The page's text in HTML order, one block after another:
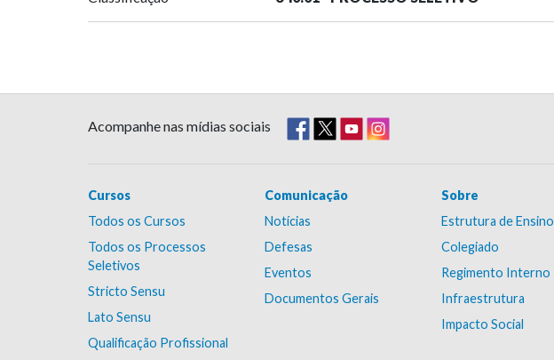
Acompanhe nas mídias sociais
Cursos
Todos os Cursos
Todos os Processos
Seletivos
Stricto Sensu
Lato Sensu
Qualificação Profissional
Comunicação
Notícias
Defesas
Eventos
Documentos Gerais
Sobre
Estrutura de Ensino
Colegiado
Regimento Interno
Infraestrutura
Impacto Social